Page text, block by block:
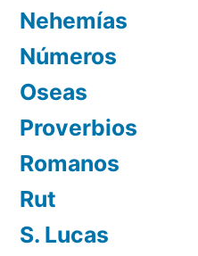
Nehemías
Números
Oseas
Proverbios
Romanos
Rut
S. Lucas